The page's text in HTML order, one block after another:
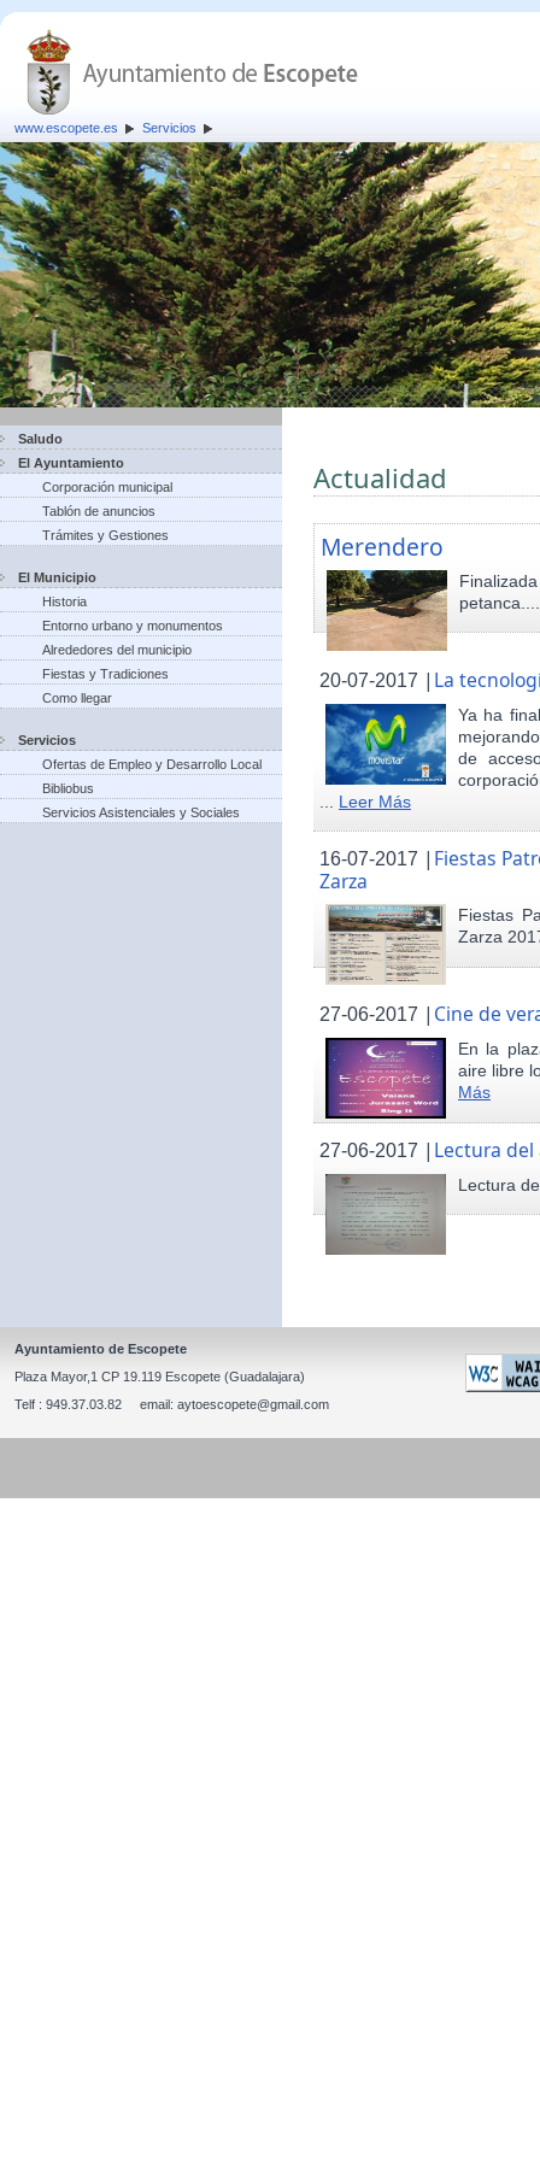
www.escopete.es Servicios
Saludo
El Ayuntamiento
Corporación municipal
Tablón de anuncios
Trámites y Gestiones
El Municipio
Historia
Entorno urbano y monumentos
Alrededores del municipio
Fiestas y Tradiciones
Como llegar
Servicios
Ofertas de Empleo y Desarrollo Local
Bibliobus
Servicios Asistenciales y Sociales
Actualidad
Merendero
20-07-2017 | La
Ya ha
de
Leer Más
16-07-2017 | Fiestas
Zarza
Fiestas
Zarza
27-06-2017 | Cine de
En la
aire libre
Más
27-06-2017 | Lectura del
Lectura
Ayuntamiento de Escopete
Plaza Mayor,1 CP 19.119 Escopete (Guadalajara)
Telf : 949.37.03.82 email: aytoescopete@gmail.com